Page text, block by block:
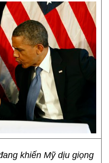
khiến Mỹ dịu giọng